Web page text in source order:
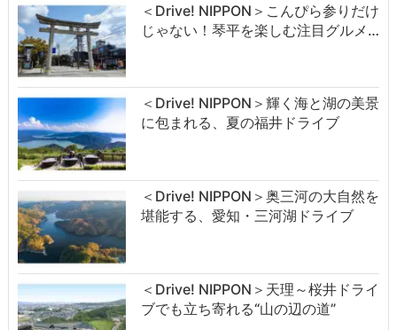
＜Drive! NIPPON＞こんぴら参りだけ
じゃない！琴平を楽しむ注目グルメ…
＜Drive! NIPPON＞輝く海と湖の美景
に包まれる、夏の福井ドライブ
＜Drive! NIPPON＞奥三河の大自然を
堪能する、愛知・三河湖ドライブ
＜Drive! NIPPON＞天理～桜井ドライ
ブでも立ち寄れる“山の辺の道”